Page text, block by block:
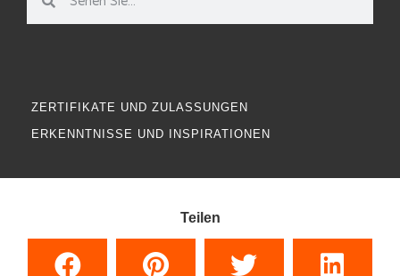
ZERTIFIKATE UND ZULASSUNGEN
ERKENNTNISSE UND INSPIRATIONEN
Teilen